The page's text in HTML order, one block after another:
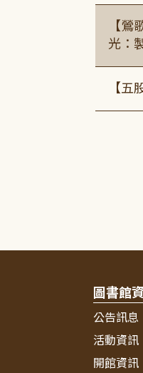
【
光：
【
圖書館
公告訊息
活動資訊
開館資訊